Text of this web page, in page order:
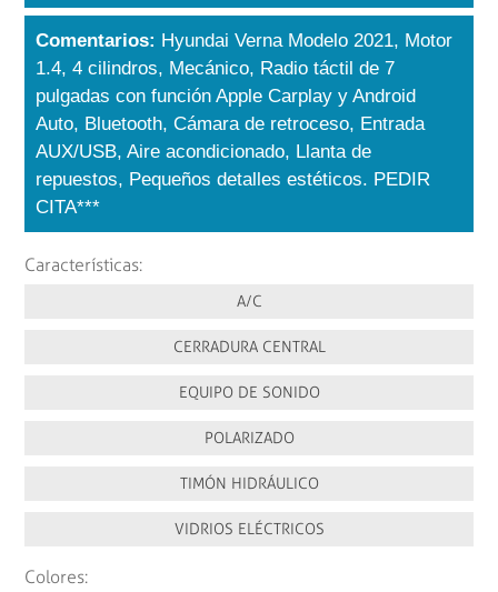
Comentarios: Hyundai Verna Modelo 2021, Motor
1.4, 4 cilindros, Mecánico, Radio táctil de 7
pulgadas con función Apple Carplay y Android
Auto, Bluetooth, Cámara de retroceso, Entrada
AUX/USB, Aire acondicionado, Llanta de
repuestos, Pequeños detalles estéticos. PEDIR
CITA***
Características:
A/C
CERRADURA CENTRAL
EQUIPO DE SONIDO
POLARIZADO
TIMÓN HIDRÁULICO
VIDRIOS ELÉCTRICOS
Colores: